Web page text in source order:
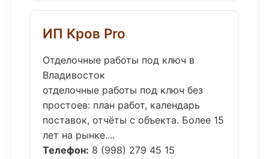
ИП Кров Pro
Отделочные работы под ключ в
Владивосток
отделочные работы под ключ без
простоев: план работ, календарь
поставок, отчёты с объекта. Более 15
лет на рынке....
Телефон: 8 (998) 279 45 15